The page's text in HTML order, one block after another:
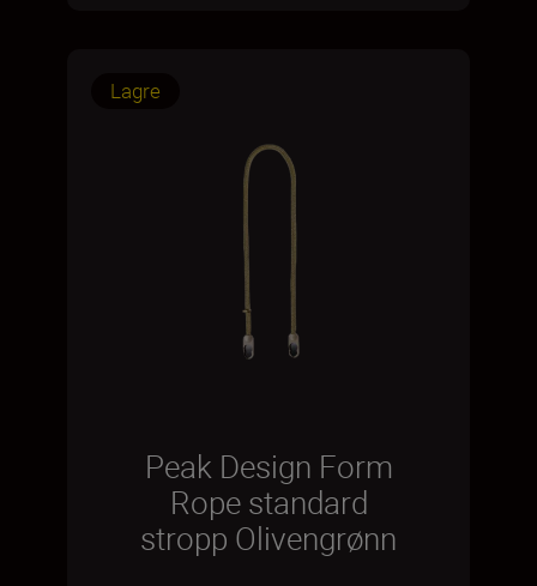
Lagre
Peak Design Form
Rope standard
stropp Olivengrønn